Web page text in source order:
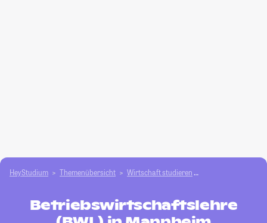
HeyStudium Themenübersicht Wirtschaft studieren
Betriebswirtschaftslehre